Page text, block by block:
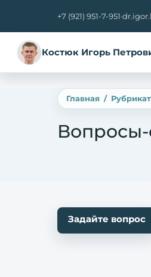
+7 (921) 951-7-951·
Костюк Игорь
Главная
Вопросы-
Задайте вопрос